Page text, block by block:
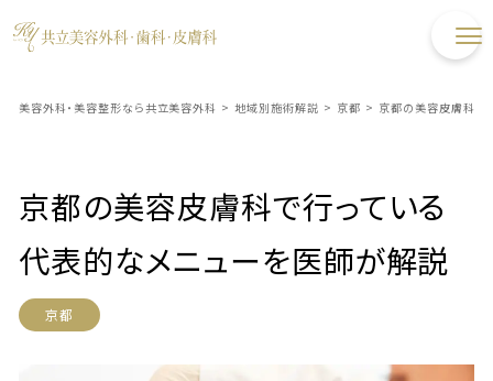
美容外科・美容整形なら共立美容外科 > 地域別施術解説 > 京都 > 京都の美容皮膚科で
京都の美容皮膚科で行っている
代表的なメニューを医師が解説
京都